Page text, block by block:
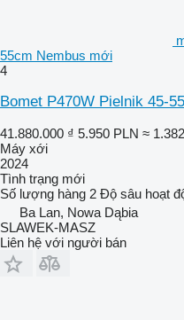
55cm Nembus mới
4
Bomet P470W Pielnik 45-
41.880.000 ₫ 5.950 PLN ≈
Máy xới
2024
Tình trạng mới
Số lượng hàng 2 Độ sâu hoạt
Ba Lan, Nowa Dąbia
SLAWEK-MASZ
Liên hệ với người bán